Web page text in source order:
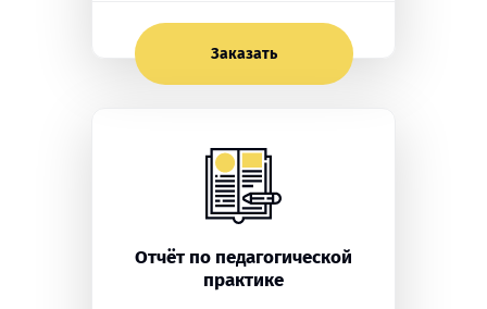
Заказать
Отчёт по педагогической
практике